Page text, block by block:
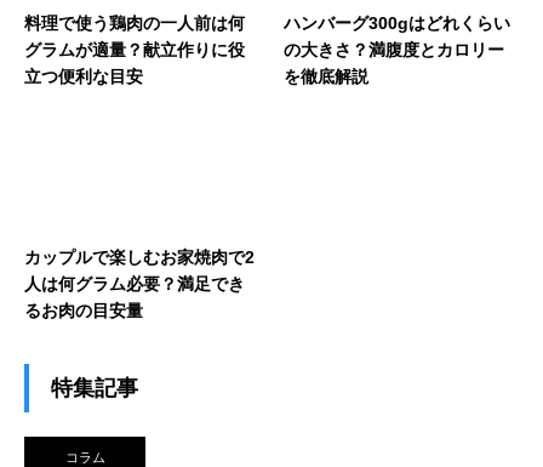
料理で使う鶏肉の一人前は何
グラムが適量？献立作りに役
立つ便利な目安
ハンバーグ300gはどれくらい
の大きさ？満腹度とカロリー
を徹底解説
カップルで楽しむお家焼肉で2
人は何グラム必要？満足でき
るお肉の目安量
特集記事
コラム